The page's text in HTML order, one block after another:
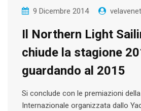
9 Dicembre 2014
Il Northern Light
chiude la stagione
guardando al 2015
Si conclude con le premiazioni
Internazionale organizzata dallo